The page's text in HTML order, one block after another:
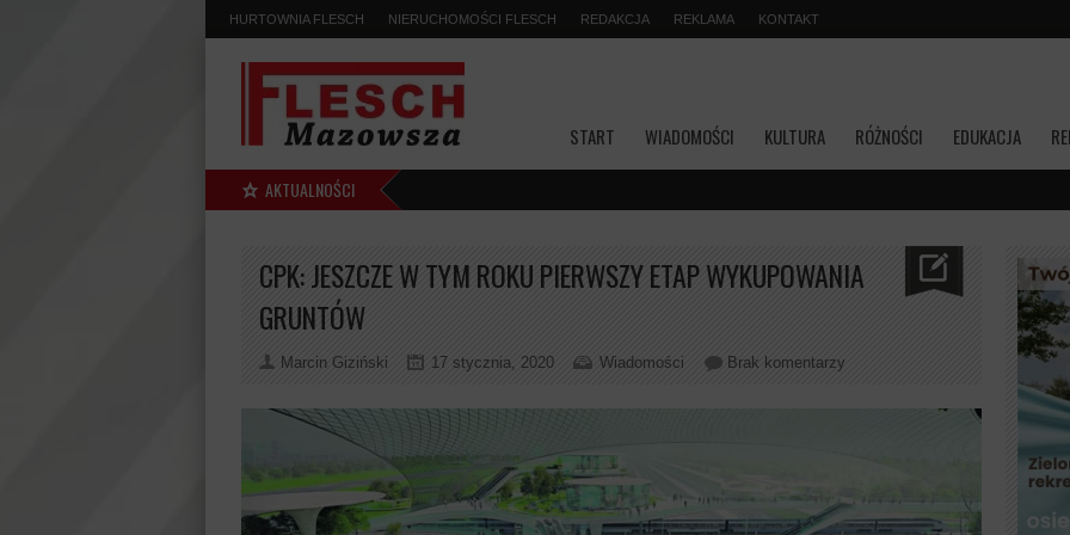
HURTOWNIA FLESCH NIERUCHOMOŚCI FLESCH REDAKCJA REKLAMA KONTAKT
START WIADOMOŚCI KULTURA RÓŻNOŚCI EDUKACJA
AKTUALNOŚCI
CPK: JESZCZE W TYM ROKU PIERWSZY ETAP WYKUPOWANIA
GRUNTÓW
Marcin Giziński 17 stycznia, 2020 Wiadomości Brak komentarzy